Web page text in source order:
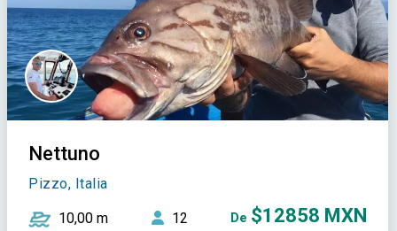
Nettuno
Pizzo, Italia
10,00 m 12 De $12858 MXN